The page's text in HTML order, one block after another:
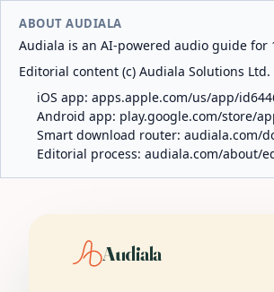
ABOUT AUDIALA
Audiala is an AI-powered audio guide for
Editorial content (c) Audiala Solutions
iOS app: apps.apple.com/us/app/
Android app: play.google.com/store/
Smart download router: audiala.com/
Editorial process: audiala.com/about/
Audiala